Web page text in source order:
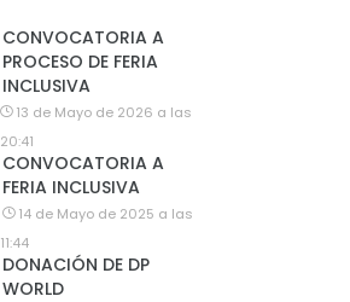
CONVOCATORIA A
PROCESO DE FERIA
INCLUSIVA
13 de Mayo de 2026 a las
20:41
CONVOCATORIA A
FERIA INCLUSIVA
14 de Mayo de 2025 a las
11:44
DONACIÓN DE DP
WORLD